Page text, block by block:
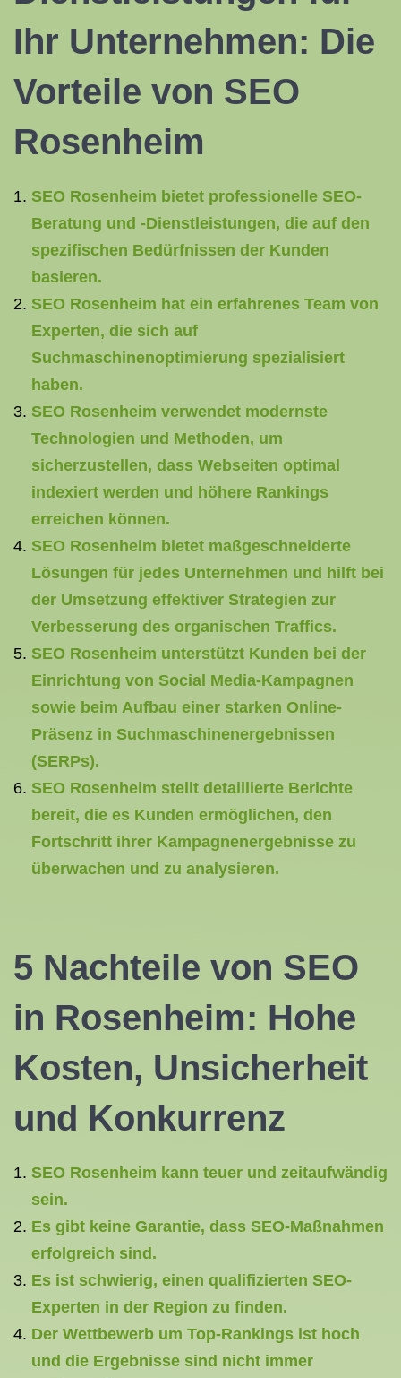
Ihr Unternehmen: Die
Vorteile von SEO
Rosenheim
SEO Rosenheim bietet professionelle SEO-
Beratung und -Dienstleistungen, die auf den
spezifischen Bedürfnissen der Kunden
basieren.
SEO Rosenheim hat ein erfahrenes Team von
Experten, die sich auf
Suchmaschinenoptimierung spezialisiert
haben.
SEO Rosenheim verwendet modernste
Technologien und Methoden, um
sicherzustellen, dass Webseiten optimal
indexiert werden und höhere Rankings
erreichen können.
SEO Rosenheim bietet maßgeschneiderte
Lösungen für jedes Unternehmen und hilft bei
der Umsetzung effektiver Strategien zur
Verbesserung des organischen Traffics.
SEO Rosenheim unterstützt Kunden bei der
Einrichtung von Social Media-Kampagnen
sowie beim Aufbau einer starken Online-
Präsenz in Suchmaschinenergebnissen
(SERPs).
SEO Rosenheim stellt detaillierte Berichte
bereit, die es Kunden ermöglichen, den
Fortschritt ihrer Kampagnenergebnisse zu
überwachen und zu analysieren.
5 Nachteile von SEO
in Rosenheim: Hohe
Kosten, Unsicherheit
und Konkurrenz
SEO Rosenheim kann teuer und zeitaufwändig
sein.
Es gibt keine Garantie, dass SEO-Maßnahmen
erfolgreich sind.
Es ist schwierig, einen qualifizierten SEO-
Experten in der Region zu finden.
Der Wettbewerb um Top-Rankings ist hoch
und die Ergebnisse sind nicht immer